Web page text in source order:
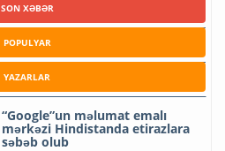
SON XƏBƏR
POPULYAR
YAZARLAR
“Google”un məlumat emalı
mərkəzi Hindistanda etirazlara
səbəb olub